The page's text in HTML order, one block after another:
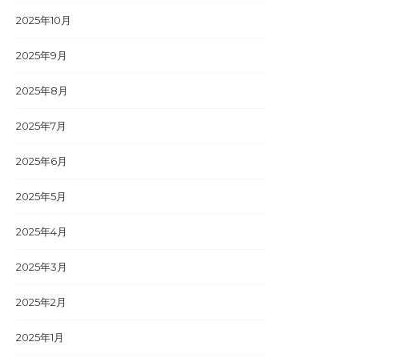
2025年10月
2025年9月
2025年8月
2025年7月
2025年6月
2025年5月
2025年4月
2025年3月
2025年2月
2025年1月